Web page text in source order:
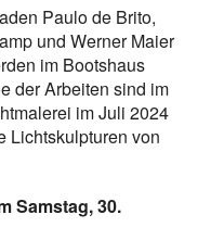
Paulo de Brito,
und Werner Maier
im Bootshaus
der Arbeiten sind im
im Juli 2024
Lichtskulpturen von
Samstag, 30.